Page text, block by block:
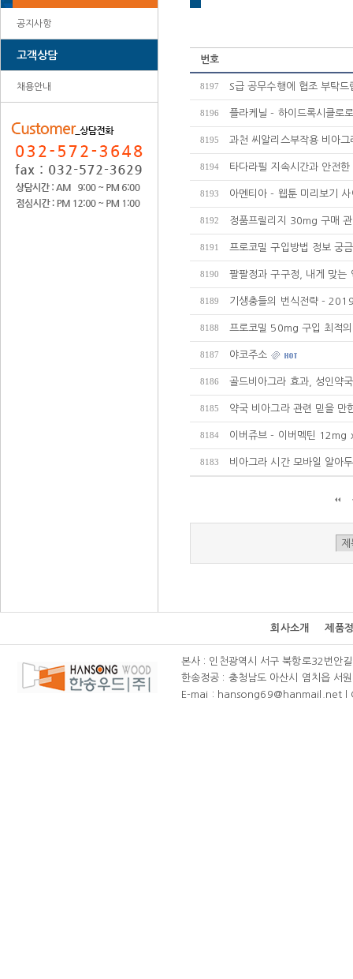
공지사항
고객상담
채용안내
번호
8197 S급 공무수행에 협조 부탁
8196 플라케닐 - 하이드록시클
8195 과천 씨알리스부작용 비아
8194 타다라필 지속시간과 안전한
8193 아멘티아 - 웹툰 미리보기 사
8192 정품프릴리지 30mg 구매
8191 프로코밀 구입방법 정보 궁
8190 팔팔정과 구구정, 내게 맞는
8189 기생충들의 번식전략 -
8188 프로코밀 50mg 구입 최적
8187 야코주소
8186 골드비아그라 효과, 성인약
8185 약국 비아그라 관련 믿을 만
8184 이버쥬브 - 이버멕틴
8183 비아그라 시간 모바일 알아
회사소개 제품
본사 : 인천광역시 서구 북항로32번
한송정공 : 충청남도 아산시 염치읍
E-mai : hansong69@hanmail.net l